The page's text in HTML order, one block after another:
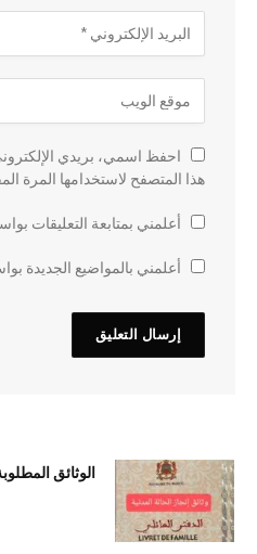
احفظ اسمي، بريدي
هذا المتصفح لاستخدامها المرة
أعلمني بمتابعة التعليقات
أعلمني بالمواضيع الجديدة
الوثائق